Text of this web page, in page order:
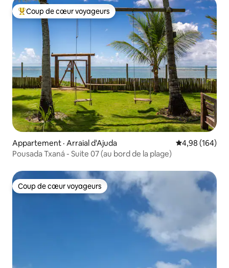
Coup de cœur voyageurs parmi les plus aimés
Coup de cœur voyageurs
Appartement · Arraial d'Ajuda Note
4,98 (164)
Pousada Txaná - Suite 07 (au bord de la plage)
Coup de cœur voyageurs
Coup de cœur voyageurs